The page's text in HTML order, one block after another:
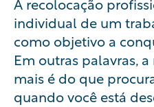
individual de um
como objetivo a
Em outras palavras,
mais é do que
quando você está